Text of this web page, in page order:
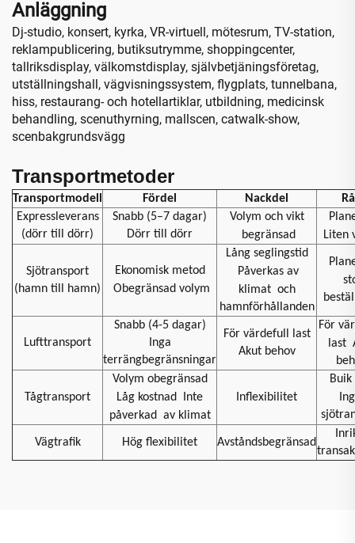
Anläggning
Dj-studio, konsert, kyrka, VR-virtuell, mötesrum, TV-station,
reklampublicering, butiksutrymme, shoppingcenter,
tallriksdisplay, välkomstdisplay, självbetjäningsföretag,
utställningshall, vägvisningssystem, flygplats, tunnelbana,
hiss, restaurang- och hotellartiklar, utbildning, medicinsk
behandling, scenuthyrning, mallscen, catwalk-show,
scenbakgrundsvägg
Transportmetoder
Transportmodell Fördel Nackdel
Expressleverans
(dörr till dörr)
Snabb (5–7 dagar)
Dörr till dörr
Volym och vikt
begränsad
Liten
Sjötransport
(hamn till hamn)
Ekonomisk metod
Obegränsad volym
Lång seglingstid
Påverkas av
klimat och
hamnförhållanden
Lufttransport
Snabb (4-5 dagar)
Inga
terrängbegränsningar
För värdefull last
Akut behov
För
last
Tågtransport
Volym obegränsad
Låg kostnad
Inte
påverkad
av klimat
Inflexibilitet
Vägtrafik Hög flexibilitet Avståndsbegränsad